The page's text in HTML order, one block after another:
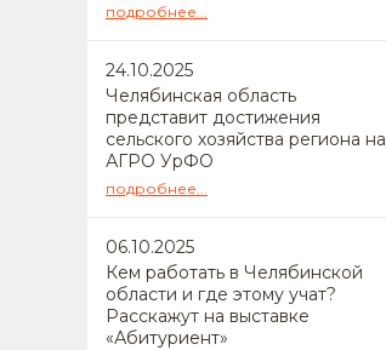
подробнее...
24.10.2025
Челябинская область
представит достижения
сельского хозяйства региона на
АГРО УрФО
подробнее...
06.10.2025
Кем работать в Челябинской
области и где этому учат?
Расскажут на выставке
«Абитуриент»